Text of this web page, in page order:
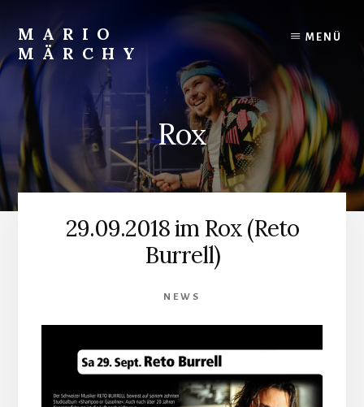
content
MARIO
MÄRCHY
Live
Studiodrummer
MENÜ
Rox
29.09.2018 im Rox (Reto
Burrell)
NEWS